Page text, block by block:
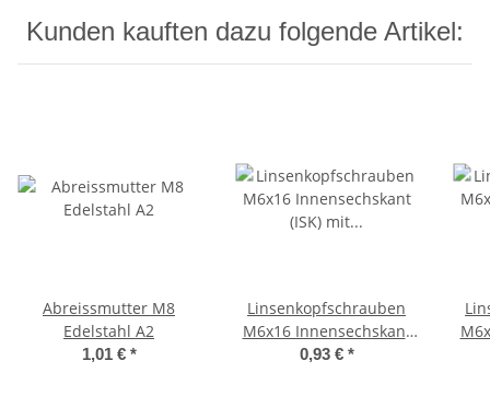
Kunden kauften dazu folgende Artikel:
Abreissmutter M8
Edelstahl A2
1,01 € *
Linsenkopfschrauben
M6x16 Innensechskant
(ISK) mit Flansch ISO
0,93 € *